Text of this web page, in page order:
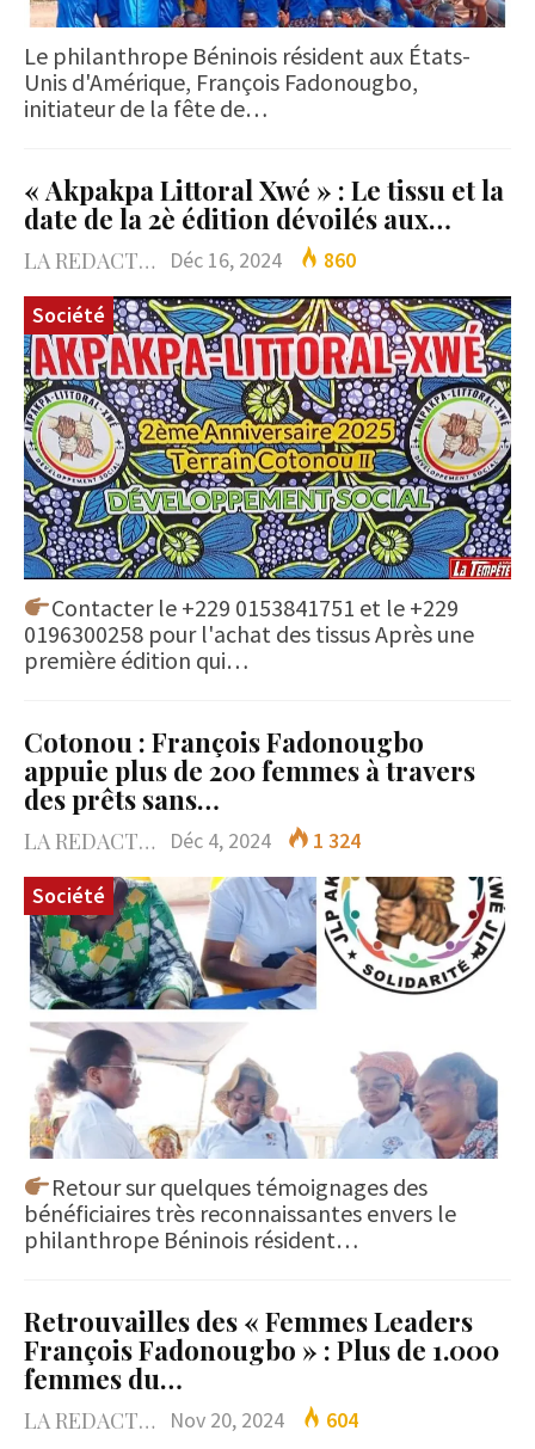
Le philanthrope Béninois résident aux États-
Unis d'Amérique, François Fadonougbo,
initiateur de la fête de…
« Akpakpa Littoral Xwé » : Le tissu et la
date de la 2è édition dévoilés aux…
LA REDACTION Déc 16, 2024
860
Société
Contacter le +229 0153841751 et le +229
0196300258 pour l'achat des tissus Après une
première édition qui…
Cotonou : François Fadonougbo
appuie plus de 200 femmes à travers
des prêts sans…
LA REDACTION Déc 4, 2024
1 324
Société
Retour sur quelques témoignages des
bénéficiaires très reconnaissantes envers le
philanthrope Béninois résident…
Retrouvailles des « Femmes Leaders
François Fadonougbo » : Plus de 1.000
femmes du…
LA REDACTION Nov 20, 2024
604